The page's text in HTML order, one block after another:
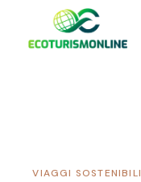
VIAGGI SOSTENIBILI